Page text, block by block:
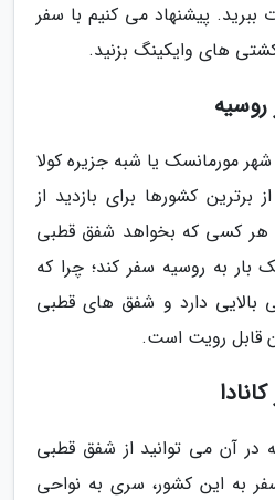
پیشنهاد می کنیم با سفر
های وایکینگ بزنید.
مورمانسک یا شبه جزیره کولا
برترین کشورها برای بازدید از
هر کسی که بخواهد شفق قطبی
بار به روسیه سفر کند؛ چرا که
بالایی دارد و شفق های قطبی
قابل رویت است.
در آن می توانید از شفق قطبی
به این کشور، سری به نواحی